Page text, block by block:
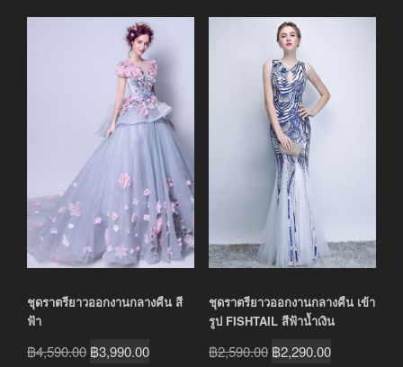
ชุดราตรียาวออกงานกลางคืน สี
ฟ้า
฿4,590.00 Original
฿3,990.00Current
ชุดราตรียาวออกงานกลางคืน เข้า
รูป FISHTAIL สีฟ้าน้ำเงิน
฿2,590.00 Original
฿2,290.00Current